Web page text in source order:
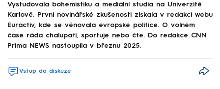
Vystudovala bohemistiku a mediální studia na Univerzitě
Karlově. První novinářské zkušenosti získala v redakci webu
Euractiv, kde se věnovala evropské politice. O volném
čase ráda chalupaří, sportuje nebo čte. Do redakce CNN
Prima NEWS nastoupila v březnu 2025.
Vstup do diskuze